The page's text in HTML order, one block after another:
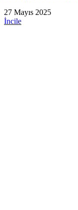
27 Mayıs 2025
İncile